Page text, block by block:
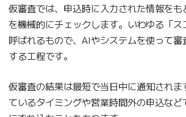
仮審査では、申込時に入力された情報を
を機械的にチェックします。いわゆる「ス
呼ばれるもので、AIやシステムを使って
する工程です。
仮審査の結果は最短で当日中に通知され
ているタイミングや営業時間外の申込な